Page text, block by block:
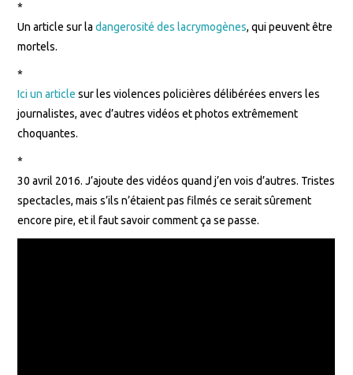
*
Un article sur ladangerosité des lacrymogènes, qui peuvent être
mortels.
*
Ici un article sur les violences policières délibérées envers les
journalistes, avec d’autres vidéos et photos extrêmement
choquantes.
*
30 avril 2016. J’ajoute des vidéos quand j’en vois d’autres. Tristes
spectacles, mais s’ils n’étaient pas filmés ce serait sûrement
encore pire, et il faut savoir comment ça se passe.